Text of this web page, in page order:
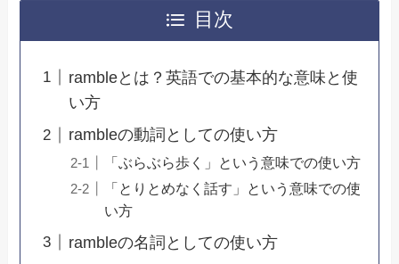
目次
rambleとは？英語での基本的な意味と使
い方
rambleの動詞としての使い方
「ぶらぶら歩く」という意味での使い方
「とりとめなく話す」という意味での使
い方
rambleの名詞としての使い方